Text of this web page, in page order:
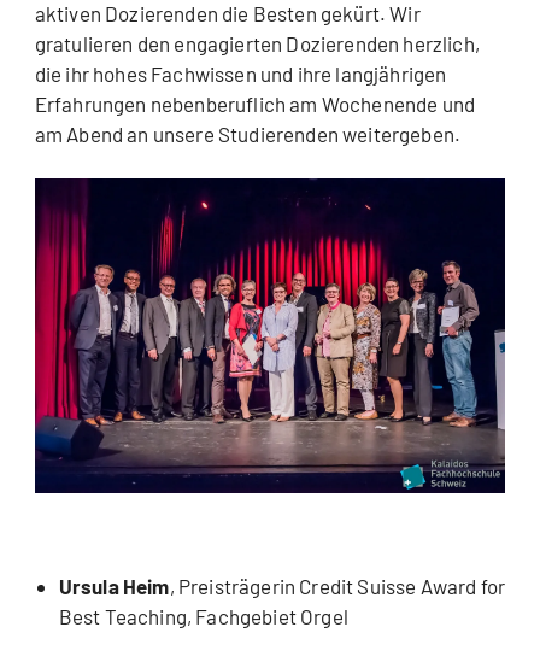
aktiven Dozierenden die Besten gekürt. Wir
gratulieren den engagierten Dozierenden herzlich,
die ihr hohes Fachwissen und ihre langjährigen
Erfahrungen nebenberuflich am Wochenende und
am Abend an unsere Studierenden weitergeben.
Ursula Heim, Preisträgerin Credit Suisse Award for
Best Teaching, Fachgebiet Orgel